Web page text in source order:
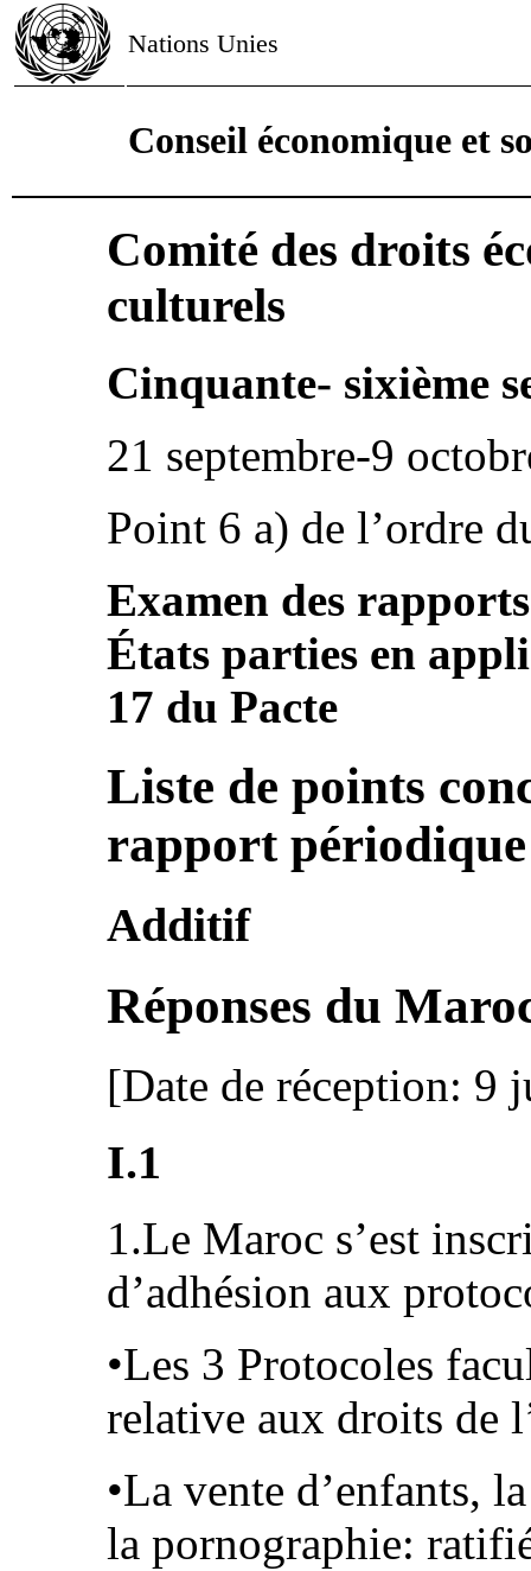
Nations Unies
Conseil économique et
Comité des droits
culturels
Cinquante- sixième
21 septembre-9
Point 6 a) de l’ordre
Examen des
États parties en
17 du Pacte
Liste de points
rapport
Additif
Réponses du
[Date de réception: 9
I.1
1.Le Maroc s’est
d’adhésion aux
•Les 3 Protocoles
relative aux droits de
•La vente d’enfants,
la pornographie: